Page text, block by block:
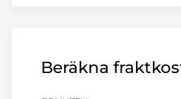
Beräkna